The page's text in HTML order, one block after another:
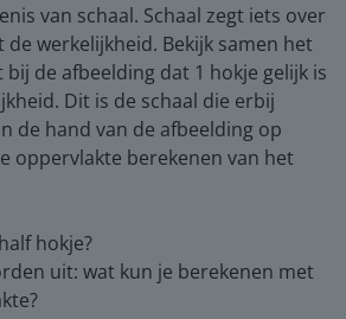
van schaal. Schaal zegt iets over
werkelijkheid. Bekijk samen het
de afbeelding dat 1 hokje gelijk is
Dit is de schaal die erbij
de hand van de afbeelding op
oppervlakte berekenen van het
hokje?
uit: wat kun je berekenen met